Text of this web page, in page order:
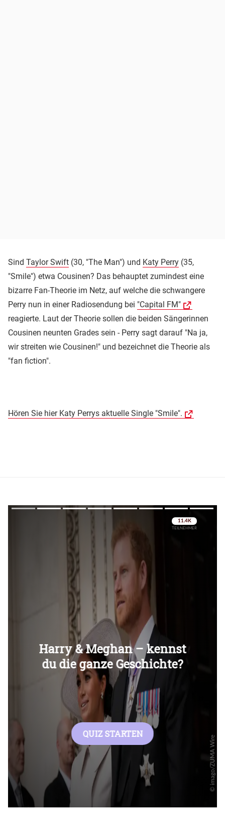
Sind Taylor Swift (30, "The Man") und Katy Perry (35,
"Smile") etwa Cousinen? Das behauptet zumindest eine
bizarre Fan-Theorie im Netz, auf welche die schwangere
Perry nun in einer Radiosendung bei "Capital FM"
reagierte. Laut der Theorie sollen die beiden Sängerinnen
Cousinen neunten Grades sein - Perry sagt darauf "Na ja,
wir streiten wie Cousinen!" und bezeichnet die Theorie als
"fan fiction".
Hören Sie hier Katy Perrys aktuelle Single "Smile".
Überspringen